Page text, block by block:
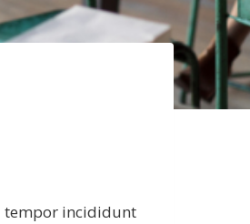
tempor incididunt